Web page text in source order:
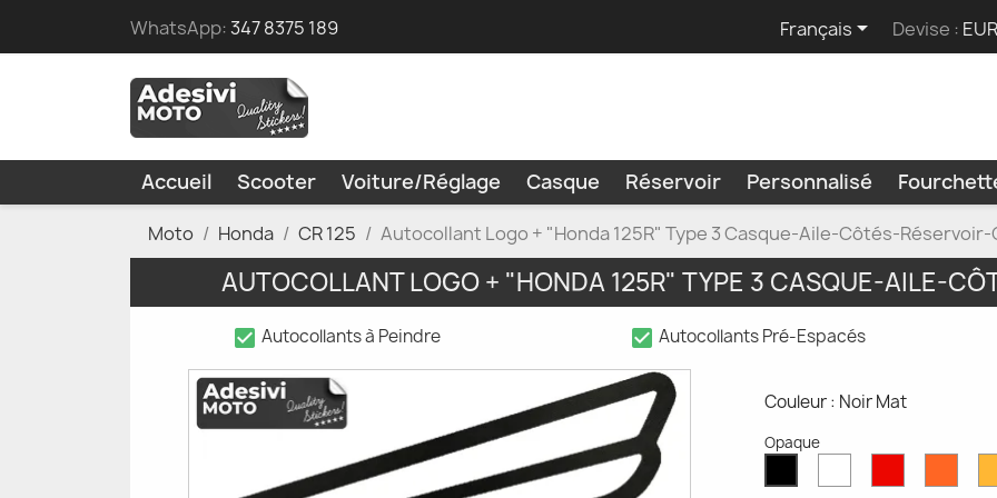
WhatsApp:347 8375 189 Français Devise :
Accueil Scooter Voiture/Réglage Casque Réservoir Personnalisé
Moto Honda CR 125 Autocollant Logo + "Honda 125R" Type 3 Casque-Aile-Côtés-Réservoir-
AUTOCOLLANT LOGO + "HONDA 125R" TYPE 3 CASQUE-AILE-
check_box Autocollants à Peindre check_box Autocollants Pré-Espacés
Couleur : Noir Mat
Opaque
Mat
Mat
Mat
Mat